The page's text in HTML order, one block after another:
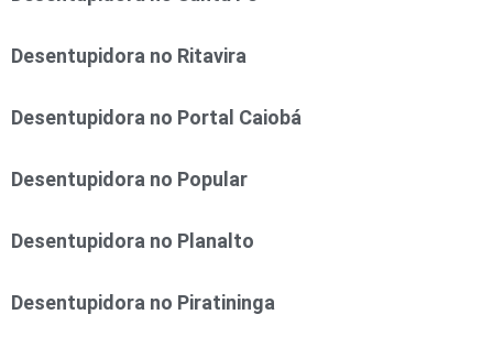
Desentupidora no Ritavira
Desentupidora no Portal Caiobá
Desentupidora no Popular
Desentupidora no Planalto
Desentupidora no Piratininga